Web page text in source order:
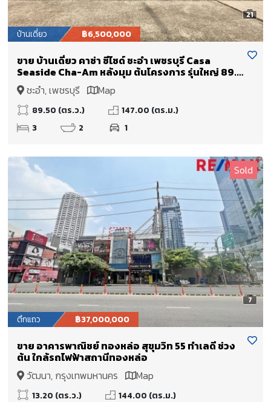
21
บ้านเดี่ยว ฿6,500,000
ขาย บ้านเดี่ยว คาซ่า ซีไซด์ ชะอำ เพชรบุรี Casa
Seaside Cha-Am หลังมุม ต้นโครงการ รุ่นใหญ่ 89.5
ตรว. ถูกสุดในโครงการ
ชะอำ, เพชรบุรี Map
89.50 (ตร.ว.)
147.00 (ตร.ม.)
3
2 1
7
Sold
ตึกแถว ฿37,000,000
ขาย อาคารพาณิชย์ ทองหล่อ สุขุมวิท 55 ทำเลดี ช่วง
ต้น ใกล้รถไฟฟ้าสถานีทองหล่อ
วัฒนา, กรุงเทพมหานคร
Map
13.20 (ตร.ว.)
144.00 (ตร.ม.)